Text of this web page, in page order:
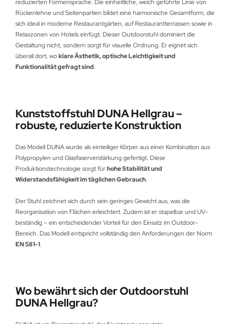
reduzierten Formensprache. Die einheitliche, weich geführte Linie von
Rückenlehne und Seitenpartien bildet eine harmonische Gesamtform, die
sich ideal in moderne Restaurantgärten, auf Restaurantterrassen sowie in
Relaxzonen von Hotels einfügt. Dieser Outdoorstuhl dominiert die
Gestaltung nicht, sondern sorgt für visuelle Ordnung. Er eignet sich
überall dort, woklare Ästhetik, optische Leichtigkeit und
Funktionalität gefragt sind.
Kunststoffstuhl DUNA Hellgrau –
robuste, reduzierte Konstruktion
Das Modell DUNA wurde als einteiliger Körper aus einer Kombination aus
Polypropylen und Glasfaserverstärkung gefertigt. Diese
Produktionstechnologie sorgt fürhohe Stabilität und
Widerstandsfähigkeit im täglichen Gebrauch.
Der Stuhl zeichnet sich durch sein geringes Gewicht aus, was die
Reorganisation von Flächen erleichtert. Zudem ist er stapelbar und UV-
beständig – ein entscheidender Vorteil für den Einsatz im Outdoor-
Bereich. Das Modell entspricht vollständig den Anforderungen der Norm
EN 581-1.
Wo bewährt sich der Outdoorstuhl
DUNA Hellgrau?